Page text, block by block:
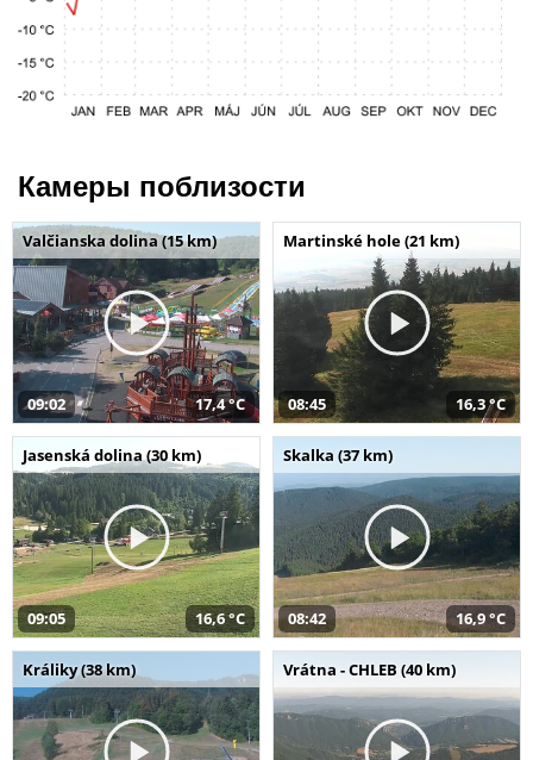
Камеры поблизости
Valčianska dolina (15 km)
09:02 17,4 °C
Martinské hole (21 km)
08:45 16,3 °C
Jasenská dolina (30 km)
09:05 16,6 °C
Skalka (37 km)
08:42 16,9 °C
Králiky (38 km) Vrátna - CHLEB (40 km)